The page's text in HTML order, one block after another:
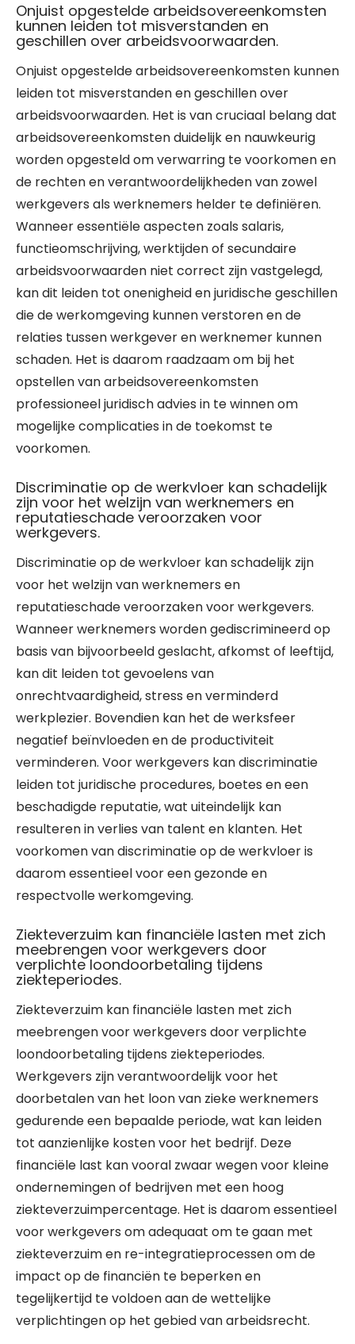
Onjuist opgestelde arbeidsovereenkomsten
kunnen leiden tot misverstanden en
geschillen over arbeidsvoorwaarden.
Onjuist opgestelde arbeidsovereenkomsten kunnen
leiden tot misverstanden en geschillen over
arbeidsvoorwaarden. Het is van cruciaal belang dat
arbeidsovereenkomsten duidelijk en nauwkeurig
worden opgesteld om verwarring te voorkomen en
de rechten en verantwoordelijkheden van zowel
werkgevers als werknemers helder te definiëren.
Wanneer essentiële aspecten zoals salaris,
functieomschrijving, werktijden of secundaire
arbeidsvoorwaarden niet correct zijn vastgelegd,
kan dit leiden tot onenigheid en juridische geschillen
die de werkomgeving kunnen verstoren en de
relaties tussen werkgever en werknemer kunnen
schaden. Het is daarom raadzaam om bij het
opstellen van arbeidsovereenkomsten
professioneel juridisch advies in te winnen om
mogelijke complicaties in de toekomst te
voorkomen.
Discriminatie op de werkvloer kan schadelijk
zijn voor het welzijn van werknemers en
reputatieschade veroorzaken voor
werkgevers.
Discriminatie op de werkvloer kan schadelijk zijn
voor het welzijn van werknemers en
reputatieschade veroorzaken voor werkgevers.
Wanneer werknemers worden gediscrimineerd op
basis van bijvoorbeeld geslacht, afkomst of leeftijd,
kan dit leiden tot gevoelens van
onrechtvaardigheid, stress en verminderd
werkplezier. Bovendien kan het de werksfeer
negatief beïnvloeden en de productiviteit
verminderen. Voor werkgevers kan discriminatie
leiden tot juridische procedures, boetes en een
beschadigde reputatie, wat uiteindelijk kan
resulteren in verlies van talent en klanten. Het
voorkomen van discriminatie op de werkvloer is
daarom essentieel voor een gezonde en
respectvolle werkomgeving.
Ziekteverzuim kan financiële lasten met zich
meebrengen voor werkgevers door
verplichte loondoorbetaling tijdens
ziekteperiodes.
Ziekteverzuim kan financiële lasten met zich
meebrengen voor werkgevers door verplichte
loondoorbetaling tijdens ziekteperiodes.
Werkgevers zijn verantwoordelijk voor het
doorbetalen van het loon van zieke werknemers
gedurende een bepaalde periode, wat kan leiden
tot aanzienlijke kosten voor het bedrijf. Deze
financiële last kan vooral zwaar wegen voor kleine
ondernemingen of bedrijven met een hoog
ziekteverzuimpercentage. Het is daarom essentieel
voor werkgevers om adequaat om te gaan met
ziekteverzuim en re-integratieprocessen om de
impact op de financiën te beperken en
tegelijkertijd te voldoen aan de wettelijke
verplichtingen op het gebied van arbeidsrecht.